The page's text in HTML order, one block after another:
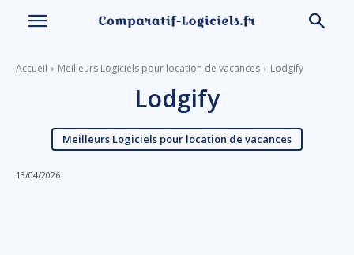
Accueil Meilleurs Logiciels pour location de vacances Lodgify
Lodgify
Meilleurs Logiciels pour location de vacances
13/04/2026